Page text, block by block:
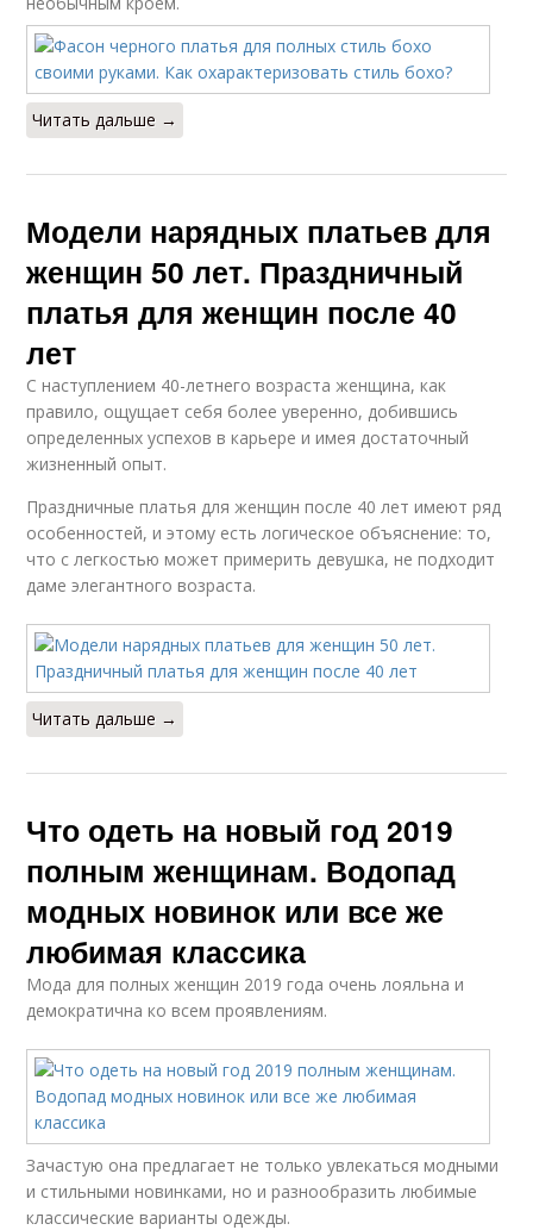
Читать дальше →
Модели нарядных платьев для
женщин 50 лет. Праздничный
платья для женщин после 40
лет
С наступлением 40-летнего возраста женщина, как
правило, ощущает себя более уверенно, добившись
определенных успехов в карьере и имея достаточный
жизненный опыт.
Праздничные платья для женщин после 40 лет имеют ряд
особенностей, и этому есть логическое объяснение: то,
что с легкостью может примерить девушка, не подходит
даме элегантного возраста.
Читать дальше →
Что одеть на новый год 2019
полным женщинам. Водопад
модных новинок или все же
любимая классика
Мода для полных женщин 2019 года очень лояльна и
демократична ко всем проявлениям.
Зачастую она предлагает не только увлекаться модными
и стильными новинками, но и разнообразить любимые
классические варианты одежды.